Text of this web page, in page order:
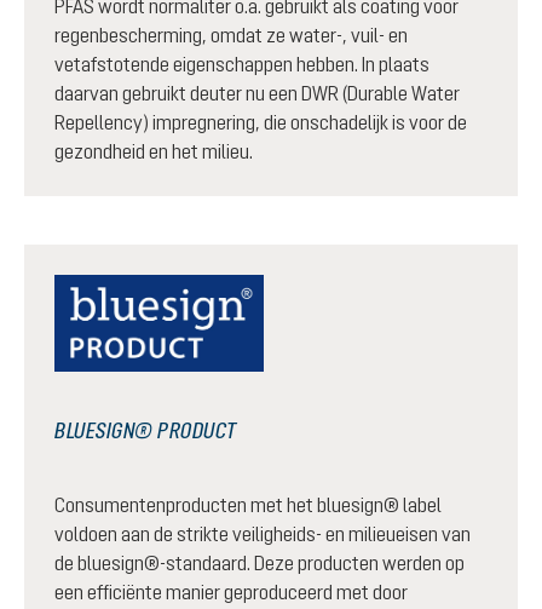
PFAS wordt normaliter o.a. gebruikt als coating voor
regenbescherming, omdat ze water-, vuil- en
vetafstotende eigenschappen hebben. In plaats
daarvan gebruikt deuter nu een DWR (Durable Water
Repellency) impregnering, die onschadelijk is voor de
gezondheid en het milieu.
BLUESIGN® PRODUCT
Consumentenproducten met het bluesign® label
voldoen aan de strikte veiligheids- en milieueisen van
de bluesign®-standaard. Deze producten werden op
een efficiënte manier geproduceerd met door